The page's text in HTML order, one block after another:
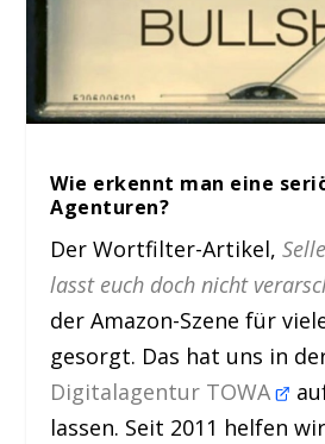
Wie erkennt man eine
Agenturen?
Der Wortfilter-Artikel,
lasst euch doch nicht
der Amazon-Szene für
gesorgt. Das hat uns in
Digitalagentur TOWA
lassen. Seit 2011 helfen